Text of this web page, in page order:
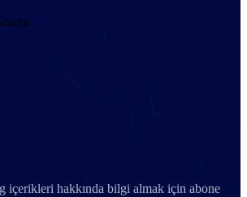
içerikleri hakkında bilgi almak için abone